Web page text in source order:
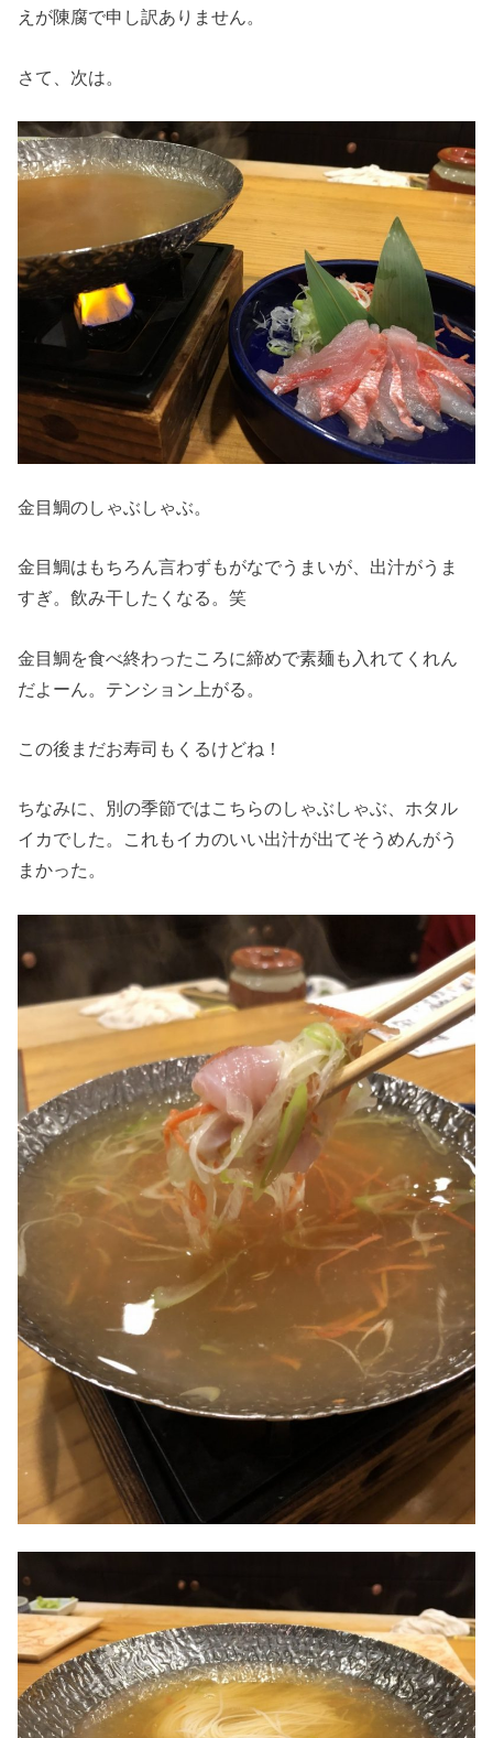
えが陳腐で申し訳ありません。
さて、次は。
金目鯛のしゃぶしゃぶ。
金目鯛はもちろん言わずもがなでうまいが、出汁がうま
すぎ。飲み干したくなる。笑
金目鯛を食べ終わったころに締めで素麺も入れてくれん
だよーん。テンション上がる。
この後まだお寿司もくるけどね！
ちなみに、別の季節ではこちらのしゃぶしゃぶ、ホタル
イカでした。これもイカのいい出汁が出てそうめんがう
まかった。